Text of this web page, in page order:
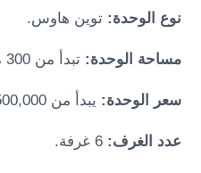
نوع الوحدة: توين هاوس.
مساحة الوحدة:تبدأ من 300 متراً مربعاً.
سعر الوحدة: يبدأ من 16,500,000 جنيهاً مصرياً.
عدد الغرف: 6 غرفة.